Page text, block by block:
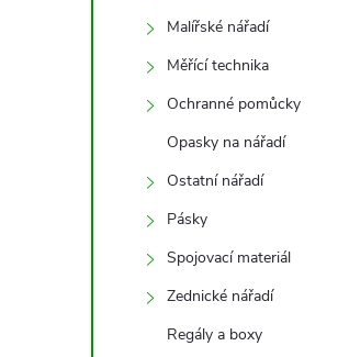
Malířské nářadí
Měřící technika
Ochranné pomůcky
Opasky na nářadí
Ostatní nářadí
Pásky
Spojovací materiál
Zednické nářadí
Regály a boxy